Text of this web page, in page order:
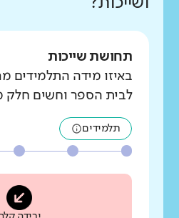
תחושת שייכות
באיזו מידה התלמידים
לבית הספר וחשים חלק
תלמידים